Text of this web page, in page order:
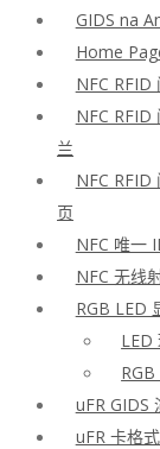
GIDS na
Home
NFC RFID
NFC RFID
兰
NFC RFID
页
NFC 唯一
NFC 无线
RGB LED
LED
uFR GIDS
uFR 卡格